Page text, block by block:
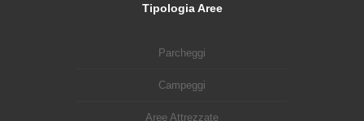
Tipologia Aree
Parcheggi
Campeggi
Aree Attrezzate